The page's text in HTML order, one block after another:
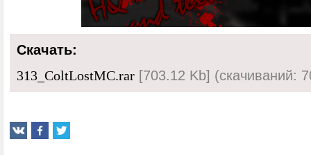
Скачать:
313_ColtLostMC.rar [703.12 Kb] (cкачиваний: